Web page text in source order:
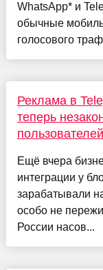
WhatsApp* и
обычные
голосового
Реклама в
теперь
пользователей
Ещё вчера
интеграции у
зарабатывали
особо не
России насов...